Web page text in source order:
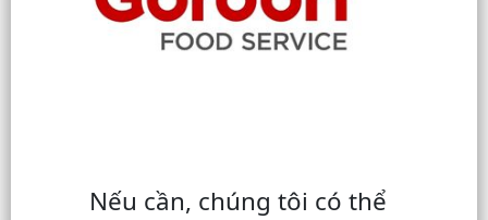
Nếu cần, chúng tôi có thể